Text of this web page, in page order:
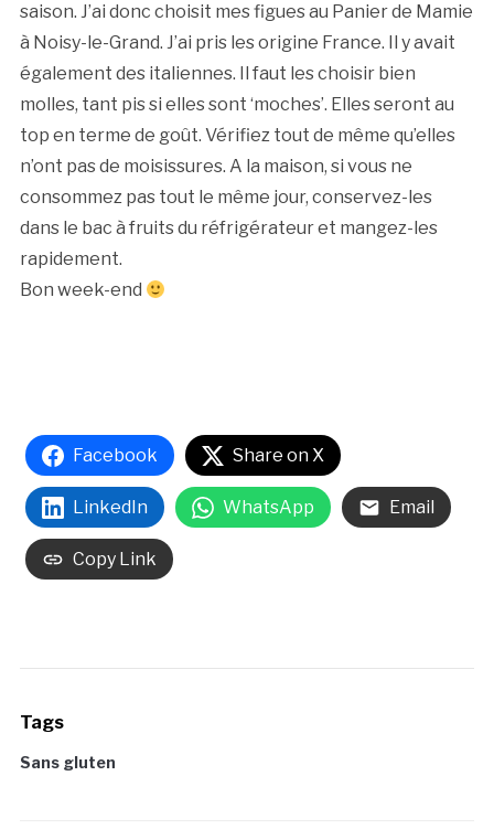
saison. J’ai donc choisit mes figues au Panier de Mamie
à Noisy-le-Grand. J’ai pris les origine France. Il y avait
également des italiennes. Il faut les choisir bien
molles, tant pis si elles sont ‘moches’. Elles seront au
top en terme de goût. Vérifiez tout de même qu’elles
n’ont pas de moisissures. A la maison, si vous ne
consommez pas tout le même jour, conservez-les
dans le bac à fruits du réfrigérateur et mangez-les
rapidement.
Bon week-end
Facebook Share on X
LinkedIn WhatsApp Email
Copy Link
Tags
Sans gluten